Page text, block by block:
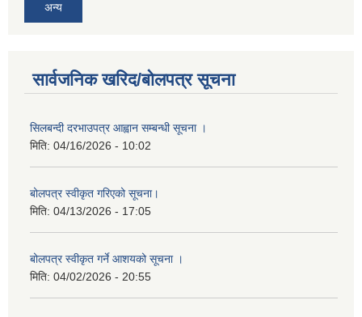
अन्य
सार्वजनिक खरिद/बोलपत्र सूचना
सिलबन्दी दरभाउपत्र आह्वान सम्बन्धी सूचना ।
मिति: 04/16/2026 - 10:02
बोलपत्र स्वीकृत गरिएको सूचना।
मिति: 04/13/2026 - 17:05
बोलपत्र स्वीकृत गर्ने आशयको सूचना ।
मिति: 04/02/2026 - 20:55